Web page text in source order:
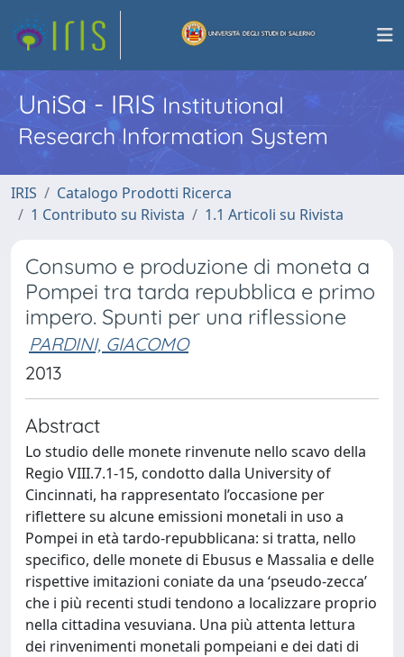
UniSa - IRISInstitutional
Research Information System
IRIS
Catalogo Prodotti Ricerca
1 Contributo su Rivista
1.1 Articoli su Rivista
Consumo e produzione di moneta a
Pompei tra tarda repubblica e primo
impero. Spunti per una riflessione
PARDINI, GIACOMO
2013
Abstract
Lo studio delle monete rinvenute nello scavo della
Regio VIII.7.1-15, condotto dalla University of
Cincinnati, ha rappresentato l’occasione per
riflettere su alcune emissioni monetali in uso a
Pompei in età tardo-repubblicana: si tratta, nello
specifico, delle monete di Ebusus e Massalia e delle
rispettive imitazioni coniate da una ‘pseudo-zecca’
che i più recenti studi tendono a localizzare proprio
nella cittadina vesuviana. Una più attenta lettura
dei rinvenimenti monetali pompeiani e dei dati di